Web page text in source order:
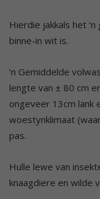
Hierdie jakkals het
binne-in wit is.
‘n Gemiddelde
lengte van ± 80 cm
ongeveer 13cm lank
woestynklimaat
pas.
Hulle lewe van
knaagdiere en wilde